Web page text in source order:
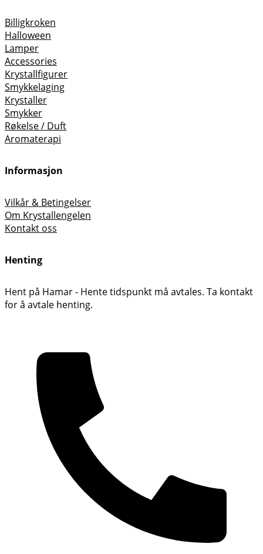
Billigkroken
Halloween
Lamper
Accessories
Krystallfigurer
Smykkelaging
Krystaller
Smykker
Røkelse / Duft
Aromaterapi
Informasjon
Vilkår & Betingelser
Om Krystallengelen
Kontakt oss
Henting
Hent på Hamar - Hente tidspunkt må avtales. Ta kontakt
for å avtale henting.